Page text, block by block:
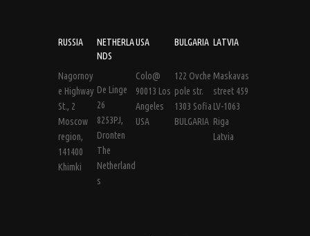
RUSSIA
Nagornoy
e Highway
St., 2
Moscow
region,
141400
Khimki
NETHERLA
NDS
De Linge
26
8253PJ,
Dronten
The
Netherland
s
USA
Colo@
90013 Los
Angeles
USA
BULGARIA
122 Ovche
pole str.
1303 Sofia
BULGARIA
LATVIA
Maskavas
street 459
LV-1063
Riga
Latvia